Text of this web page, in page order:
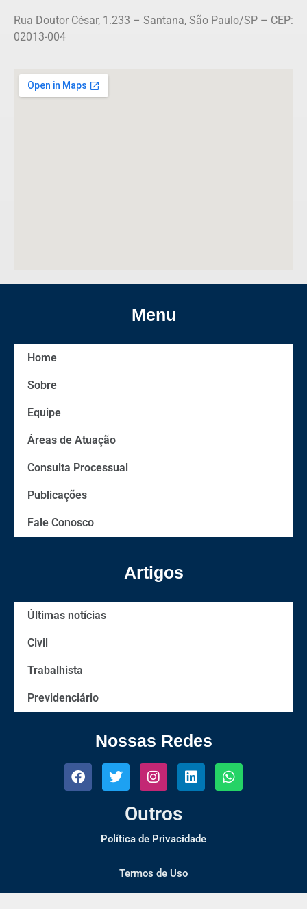
Rua Doutor César, 1.233 – Santana, São Paulo/SP – CEP:
02013-004
Menu
Home
Sobre
Equipe
Áreas de Atuação
Consulta Processual
Publicações
Fale Conosco
Artigos
Últimas notícias
Civil
Trabalhista
Previdenciário
Nossas Redes
Outros
Política de Privacidade
Termos de Uso